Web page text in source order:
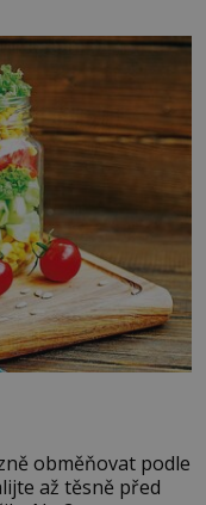
klimatickým
extrémně
obměňovat podle
až těsně před